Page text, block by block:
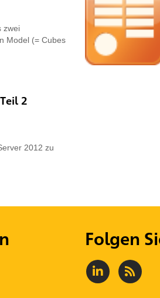
zwei
Model (= Cubes
2
2012 zu
Folgen